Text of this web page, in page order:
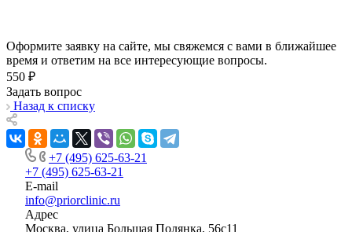
Оформите заявку на сайте, мы свяжемся с вами в ближайшее
время и ответим на все интересующие вопросы.
550 ₽
Задать вопрос
Назад к списку
+7 (495) 625-63-21
+7 (495) 625-63-21
E-mail
info@priorclinic.ru
Адрес
Москва, улица Большая Полянка, 56с11